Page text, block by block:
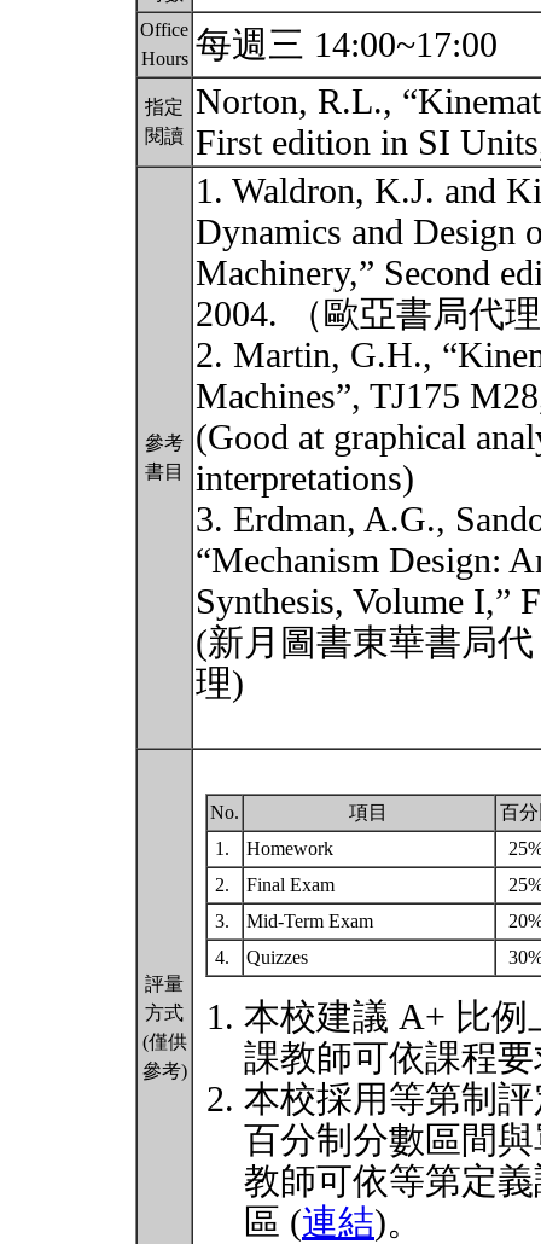
Office
Hours 每週三 14:00~17:00
指定
閱讀
Norton, R.L.,
First edition in SI
參考
書目
1. Waldron, K.J. and
Dynamics and Design
Machinery,” Second
2004. （歐亞書局代
2. Martin, G.H.,
Machines”, TJ175
(Good at graphical
interpretations)
3. Erdman, A.G.,
“Mechanism Design:
Synthesis, Volume I,”
(新月圖書東華書局代
理)
評量
方式
(僅供
參考)
No. 項目
百
1.
Homework
2.
Final Exam
3.
Mid-Term Exam
4.
Quizzes
本校建議 A+ 比例
課教師可依課程
本校採用等第制
百分制分數區間
教師可依等第定
區 (連結)。